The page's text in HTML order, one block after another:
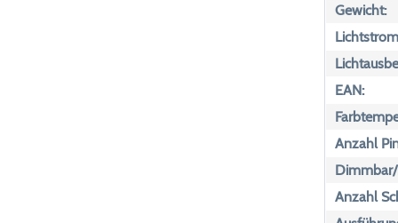
Gewicht:
EAN:
Anzahl
Anzahl